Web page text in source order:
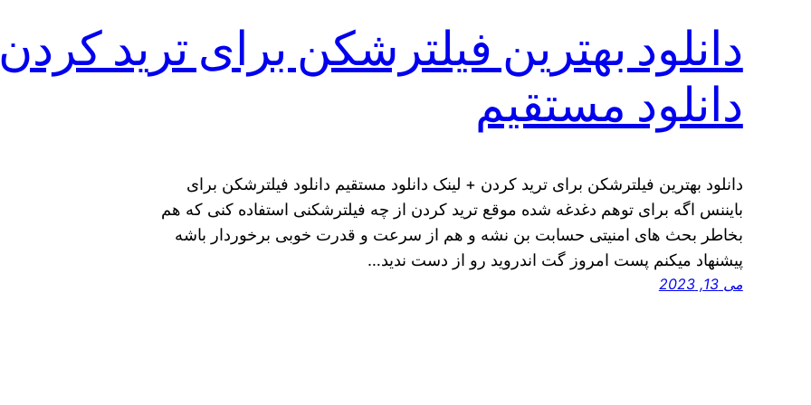
دانلود بهترین فیلترشکن برای ترید
دانلود مستقیم
دانلود بهترین فیلترشکن برای ترید کردن + لینک دانلود مستقیم دانلود فیلترشکن برای
بایننس اگه برای توهم دغدغه شده موقع ترید کردن از چه فیلترشکنی استفاده کنی که هم
بخاطر بحث های امنیتی حسابت بن نشه و هم از سرعت و قدرت خوبی برخوردار باشه
پیشنهاد میکنم پست امروز گت اندروید رو از دست ندید…
می 13, 2023